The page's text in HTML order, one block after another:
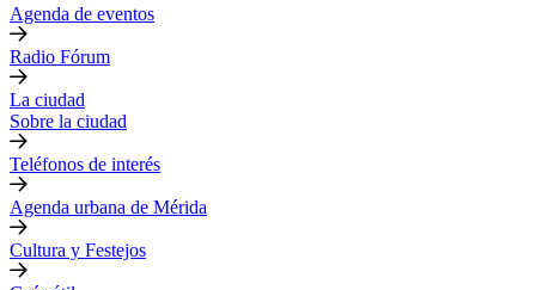
Agenda de eventos
Radio Fórum
La ciudad
Sobre la ciudad
Teléfonos de interés
Agenda urbana de Mérida
Cultura y Festejos